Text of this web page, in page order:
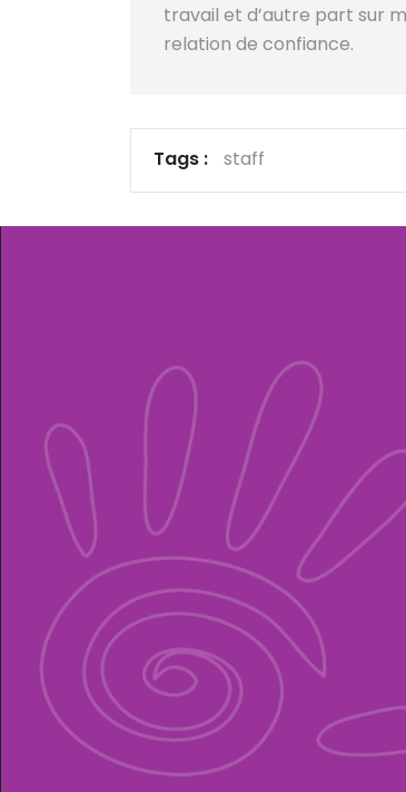
travail et d’autre part sur
relation de confiance.
Tags : staff